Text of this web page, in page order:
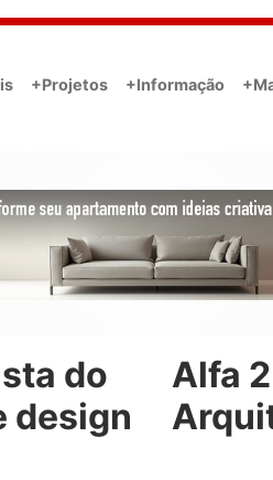
+Projetos +Informação
do
design
Alfa 2